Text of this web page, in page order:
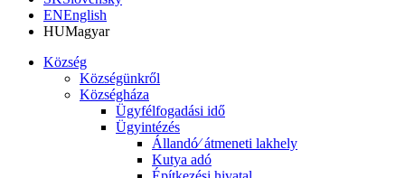
ENEnglish
HUMagyar
Község
Községünkről
Községháza
Ügyfélfogadási idő
Ügyintézés
Állandó⁄ átmeneti lakhely
Kutya adó